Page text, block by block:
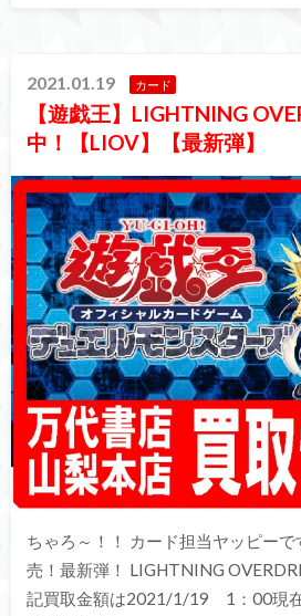
2021.01.19 カード
【遊戯王】LIGHTNING
中！【LIOV】【最新弾】
ちゃろ～！！ カード担当ヤッピー
売！最新弾！ LIGHTNING
記買取金額は2021/1/19 1：00現